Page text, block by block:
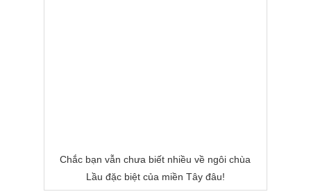
Chắc bạn vẫn chưa biết nhiều về ngôi chùa
Lầu đặc biệt của miền Tây đâu!